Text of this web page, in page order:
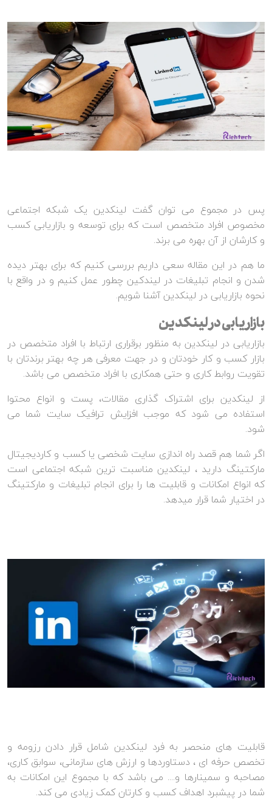
پس در مجموع می توان گفت لینکدین یک شبکه اجتماعی
مخصوص افراد متخصص است که برای توسعه و بازاریابی کسب
و کارشان از آن بهره می برند.
ما هم در این مقاله سعی داریم بررسی کنیم که برای بهتر دیده
شدن و انجام تبلیغات در لیندکین چطور عمل کنیم و در واقع با
نحوه بازاریابی در لینکدین آشنا شویم.
بازاریابی در لینکدین
بازاریابی در لینکدین به منظور برقراری ارتباط با افراد متخصص در
بازار کسب و کار خودتان و در جهت معرفی هر چه بهتر برندتان با
تقویت روابط کاری و حتی همکاری با افراد متخصص می باشد.
از لینکدین برای اشتراک گذاری مقالات، پست و انواع محتوا
استفاده می شود که موجب افزایش ترافیک سایت شما می
شود.
اگر شما هم قصد راه اندازی سایت شخصی یا کسب و کاردیجیتال
مارکتینگ دارید ، لینکدین مناسبت ترین شبکه اجتماعی است
که انواع امکانات و قابلیت ها را برای انجام تبلیغات و مارکتینگ
در اختیار شما قرار میدهد.
قابلیت های منحصر به فرد لینکدین شامل قرار دادن رزومه و
تخصص حرفه ای ، دستاوردها و ارزش های سازمانی، سوابق کاری،
مصاحبه و سمینارها و.... می باشد که با مجموع این امکانات به
شما در پیشبرد اهداف کسب و کارتان کمک زیادی می کند.